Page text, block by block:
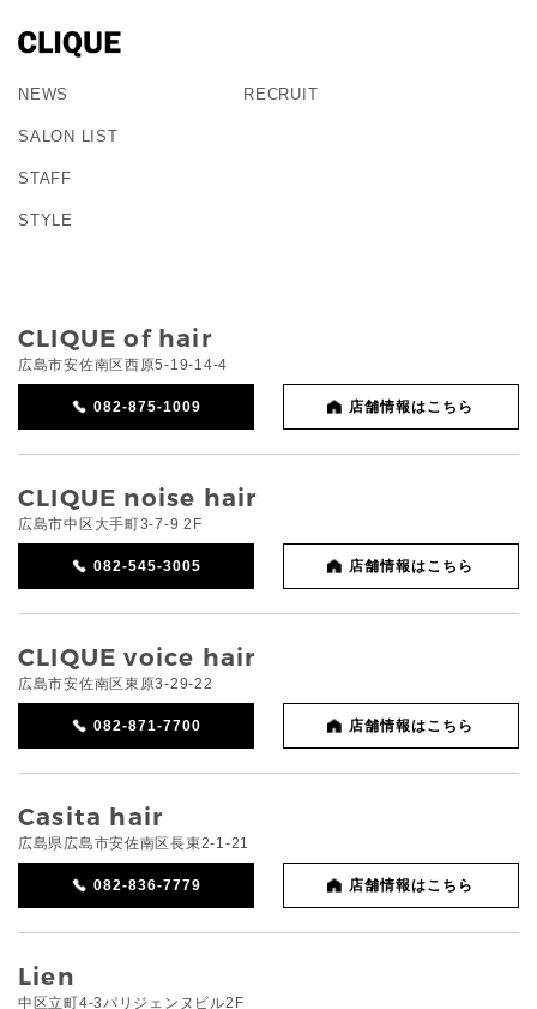
NEWS
SALON LIST
STAFF
STYLE
RECRUIT
CLIQUE of hair
広島市安佐南区西原5-19-14-4
082-875-1009 店舗情報はこちら
CLIQUE noise hair
広島市中区大手町3-7-9 2F
082-545-3005 店舗情報はこちら
CLIQUE voice hair
広島市安佐南区東原3-29-22
082-871-7700 店舗情報はこちら
Casita hair
広島県広島市安佐南区長束2-1-21
082-836-7779 店舗情報はこちら
Lien
中区立町4-3パリジェンヌビル2F